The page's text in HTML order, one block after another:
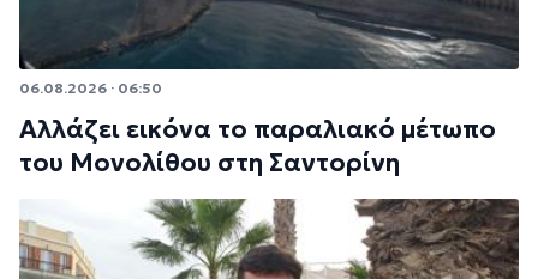
06.08.2026 · 06:50
Αλλάζει εικόνα το παραλιακό μέτωπο
του Μονολίθου στη Σαντορίνη